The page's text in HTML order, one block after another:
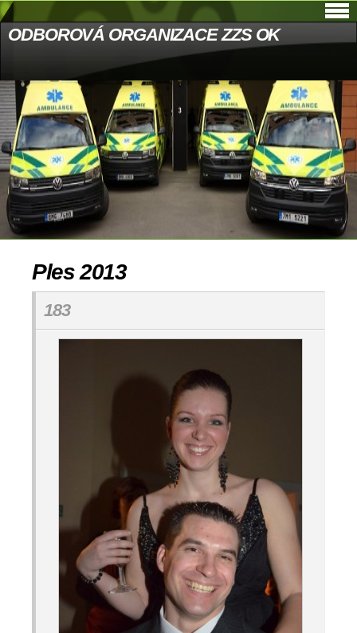
ODBOROVÁ ORGANIZACE ZZS OK
Ples 2013
183